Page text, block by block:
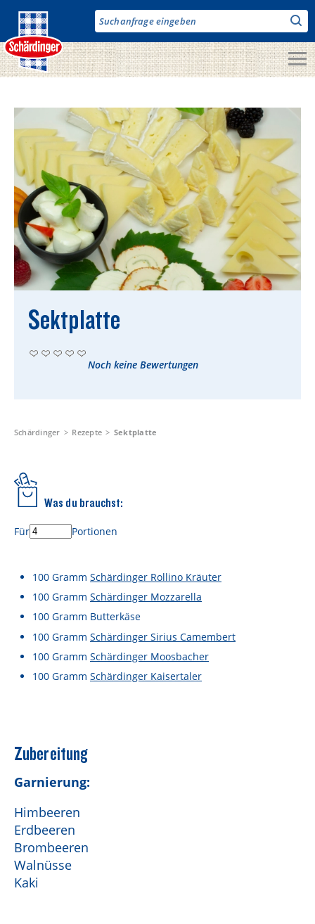
zum
Inhalt
Milch & Co.
Käse
Butter
Fruchtjoghurt & Drinks
Desserts
Bergbauern Produkte
Vegane Produkte
Schärdinger Käseakademie
Auf das Mehrwegglas gekommen
Nachhaltigkeitsbericht
Lebensmittel sind kostbar!
Verantwortungsvoller Milchgenuss
Sektplatte
Noch keine Bewertungen
Schärdinger Rezepte Sektplatte
Was du brauchst:
Für Portionen
100 Gramm Schärdinger Rollino Kräuter
100 Gramm Schärdinger Mozzarella
100 Gramm Butterkäse
100 Gramm Schärdinger Sirius Camembert
100 Gramm Schärdinger Moosbacher
100 Gramm Schärdinger Kaisertaler
Zubereitung
Garnierung:
Himbeeren
Erdbeeren
Brombeeren
Walnüsse
Kaki